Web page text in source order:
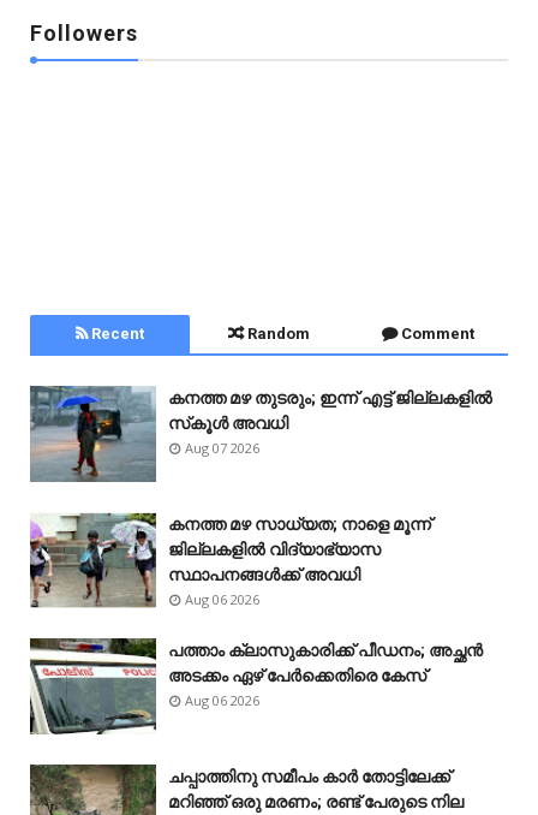
Followers
Recent Random Comment
കനത്ത മഴ തുടരും; ഇന്ന് എട്ട് ജില്ലകളിൽ
സ്‌കൂൾ അവധി
Aug 07 2026
കനത്ത മഴ സാധ്യത; നാളെ മൂന്ന്
ജില്ലകളിൽ വിദ്യാഭ്യാസ
സ്ഥാപനങ്ങൾക്ക് അവധി
Aug 06 2026
പത്താം ക്ലാസുകാരിക്ക് പീഡനം; അച്ഛൻ
അടക്കം ഏഴ് പേർക്കെതിരെ കേസ്
Aug 06 2026
ചപ്പാത്തിനു സമീപം കാർ തോട്ടിലേക്ക്
മറിഞ്ഞ് ഒരു മരണം; രണ്ട് പേരുടെ നില